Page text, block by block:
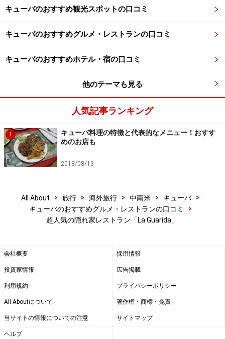
キューバのおすすめ観光スポットの口コミ
キューバのおすすめグルメ・レストランの口コミ
キューバのおすすめホテル・宿の口コミ
他のテーマも見る
人気記事ランキング
1
キューバ料理の特徴と代表的なメニュー！おすす
めのお店も
2018/08/13
All About > 旅行 > 海外旅行 > 中南米 > キューバ
>
キューバのおすすめグルメ・レストランの口コミ
>
超人気の隠れ家レストラン「La Guarida」
会社概要 採用情報
投資家情報 広告掲載
利用規約 プライバシーポリシー
All Aboutについて 著作権・商標・免責
当サイトの情報についての注意 サイトマップ
ヘルプ